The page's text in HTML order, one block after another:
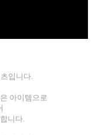
입니다.
아이템으로
니다.